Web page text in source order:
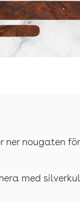
ner nougaten
med